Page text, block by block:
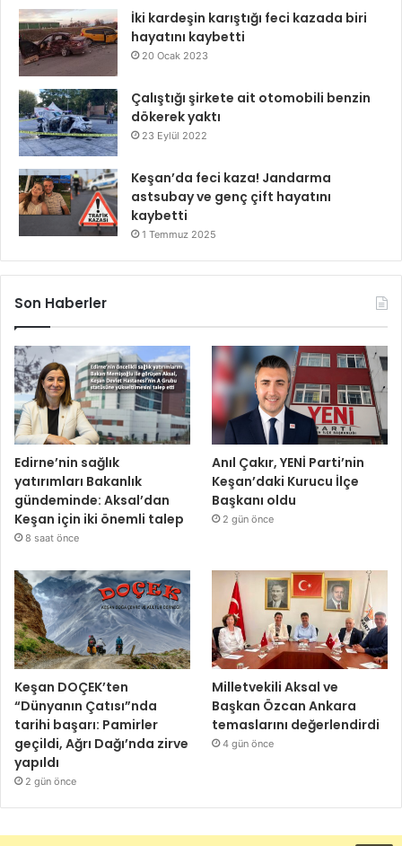
İki kardeşin karıştığı feci kazada biri
hayatını kaybetti
20 Ocak 2023
Çalıştığı şirkete ait otomobili benzin
dökerek yaktı
23 Eylül 2022
Keşan’da feci kaza! Jandarma
astsubay ve genç çift hayatını
kaybetti
1 Temmuz 2025
Son Haberler
Edirne’nin sağlık
yatırımları Bakanlık
gündeminde: Aksal’dan
Keşan için iki önemli talep
8 saat önce
Anıl Çakır, YENİ Parti’nin
Keşan’daki Kurucu İlçe
Başkanı oldu
2 gün önce
Keşan DOÇEK’ten
“Dünyanın Çatısı”nda
tarihi başarı: Pamirler
geçildi, Ağrı Dağı’nda zirve
yapıldı
2 gün önce
Milletvekili Aksal ve
Başkan Özcan Ankara
temaslarını değerlendirdi
4 gün önce